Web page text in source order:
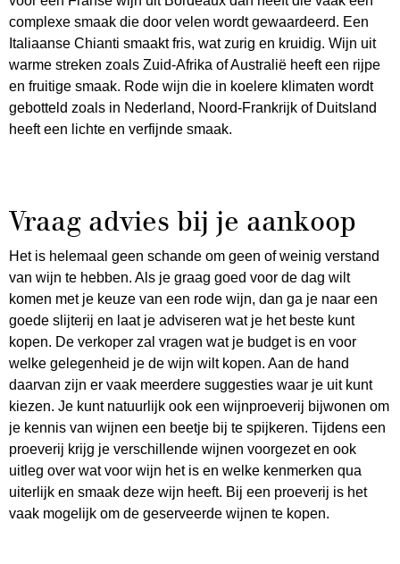
complexe smaak die door velen wordt gewaardeerd. Een
Italiaanse Chianti smaakt fris, wat zurig en kruidig. Wijn uit
warme streken zoals Zuid-Afrika of Australië heeft een rijpe
en fruitige smaak. Rode wijn die in koelere klimaten wordt
gebotteld zoals in Nederland, Noord-Frankrijk of Duitsland
heeft een lichte en verfijnde smaak.
Vraag advies bij je aankoop
Het is helemaal geen schande om geen of weinig verstand
van wijn te hebben. Als je graag goed voor de dag wilt
komen met je keuze van een rode wijn, dan ga je naar een
goede slijterij en laat je adviseren wat je het beste kunt
kopen. De verkoper zal vragen wat je budget is en voor
welke gelegenheid je de wijn wilt kopen. Aan de hand
daarvan zijn er vaak meerdere suggesties waar je uit kunt
kiezen. Je kunt natuurlijk ook een wijnproeverij bijwonen om
je kennis van wijnen een beetje bij te spijkeren. Tijdens een
proeverij krijg je verschillende wijnen voorgezet en ook
uitleg over wat voor wijn het is en welke kenmerken qua
uiterlijk en smaak deze wijn heeft. Bij een proeverij is het
vaak mogelijk om de geserveerde wijnen te kopen.